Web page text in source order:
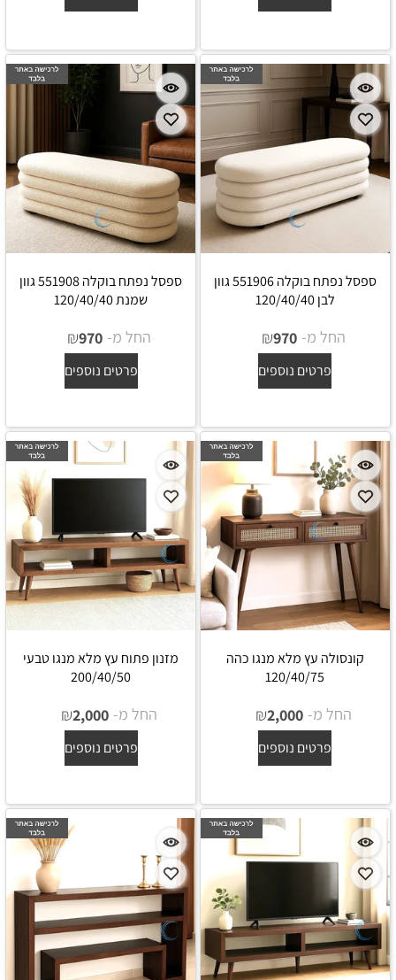
ספסל נפתח בוקלה 551906 גוון
לבן 120/40/40
החל מ- ₪970
פרטים נוספים
ספסל נפתח בוקלה 551908 גוון
שמנת 120/40/40
החל מ- ₪970
פרטים נוספים
קונסולה עץ מלא מנגו כהה
120/40/75
החל מ- ₪2,000
פרטים נוספים
מזנון פתוח עץ מלא מנגו טבעי
200/40/50
החל מ- ₪2,000
פרטים נוספים